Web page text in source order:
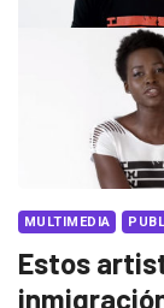
MULTIMEDIA
Estos